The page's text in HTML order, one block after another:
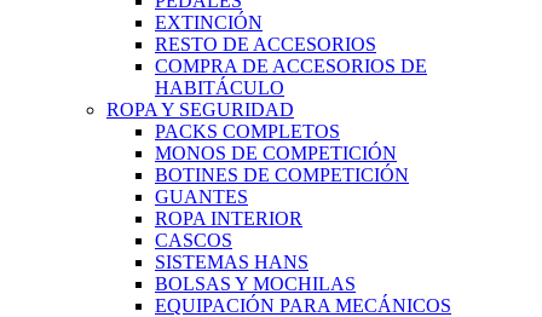
EXTINCIÓN
RESTO DE ACCESORIOS
COMPRA DE ACCESORIOS DE
HABITÁCULO
ROPA Y SEGURIDAD
PACKS COMPLETOS
MONOS DE COMPETICIÓN
BOTINES DE COMPETICIÓN
GUANTES
ROPA INTERIOR
CASCOS
SISTEMAS HANS
BOLSAS Y MOCHILAS
EQUIPACIÓN PARA MECÁNICOS